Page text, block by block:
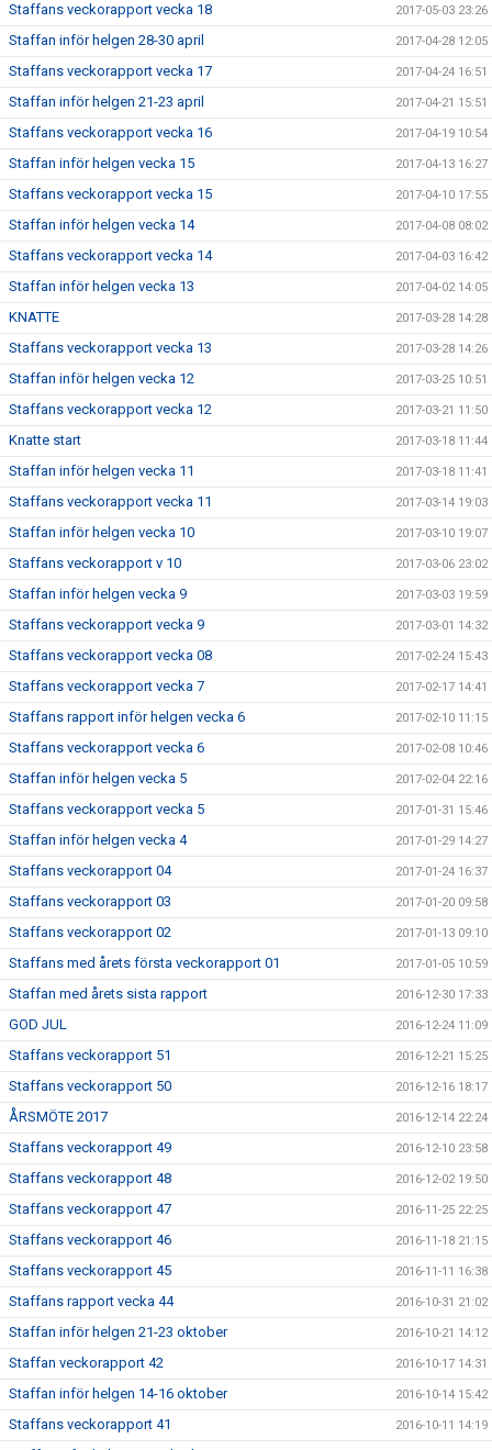
Staffans veckorapport vecka 18 2017-05-03 23:26
Staffan inför helgen 28-30 april 2017-04-28 12:05
Staffans veckorapport vecka 17 2017-04-24 16:51
Staffan inför helgen 21-23 april 2017-04-21 15:51
Staffans veckorapport vecka 16 2017-04-19 10:54
Staffan inför helgen vecka 15 2017-04-13 16:27
Staffans veckorapport vecka 15 2017-04-10 17:55
Staffan inför helgen vecka 14 2017-04-08 08:02
Staffans veckorapport vecka 14 2017-04-03 16:42
Staffan inför helgen vecka 13 2017-04-02 14:05
KNATTE 2017-03-28 14:28
Staffans veckorapport vecka 13 2017-03-28 14:26
Staffan inför helgen vecka 12 2017-03-25 10:51
Staffans veckorapport vecka 12 2017-03-21 11:50
Knatte start 2017-03-18 11:44
Staffan inför helgen vecka 11 2017-03-18 11:41
Staffans veckorapport vecka 11 2017-03-14 19:03
Staffan inför helgen vecka 10 2017-03-10 19:07
Staffans veckorapport v 10 2017-03-06 23:02
Staffan inför helgen vecka 9 2017-03-03 19:59
Staffans veckorapport vecka 9 2017-03-01 14:32
Staffans veckorapport vecka 08 2017-02-24 15:43
Staffans veckorapport vecka 7 2017-02-17 14:41
Staffans rapport inför helgen vecka 6 2017-02-10 11:15
Staffans veckorapport vecka 6 2017-02-08 10:46
Staffan inför helgen vecka 5 2017-02-04 22:16
Staffans veckorapport vecka 5 2017-01-31 15:46
Staffan inför helgen vecka 4 2017-01-29 14:27
Staffans veckorapport 04 2017-01-24 16:37
Staffans veckorapport 03 2017-01-20 09:58
Staffans veckorapport 02 2017-01-13 09:10
Staffans med årets första veckorapport 01 2017-01-05 10:59
Staffan med årets sista rapport 2016-12-30 17:33
GOD JUL 2016-12-24 11:09
Staffans veckorapport 51 2016-12-21 15:25
Staffans veckorapport 50 2016-12-16 18:17
ÅRSMÖTE 2017 2016-12-14 22:24
Staffans veckorapport 49 2016-12-10 23:58
Staffans veckorapport 48 2016-12-02 19:50
Staffans veckorapport 47 2016-11-25 22:25
Staffans veckorapport 46 2016-11-18 21:15
Staffans veckorapport 45 2016-11-11 16:38
Staffans rapport vecka 44 2016-10-31 21:02
Staffan inför helgen 21-23 oktober 2016-10-21 14:12
Staffan veckorapport 42 2016-10-17 14:31
Staffan inför helgen 14-16 oktober 2016-10-14 15:42
Staffans veckorapport 41 2016-10-11 14:19